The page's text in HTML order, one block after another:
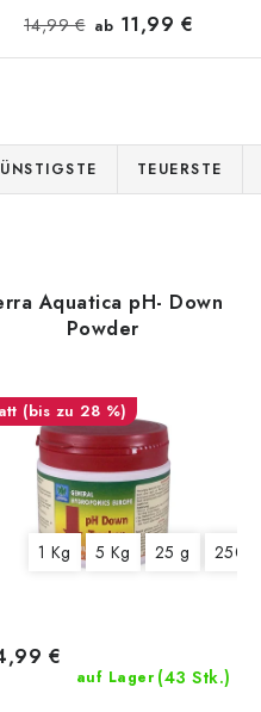
14,99 € ab 11,99 €
TEUERSTE
Aquatica pH- Down
Powder
(bis zu 28 %)
1 Kg 5 Kg 25 g 250 g
auf Lager (43 Stk.)
€